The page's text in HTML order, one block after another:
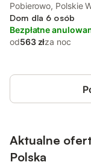
Pobierowo, Polskie
Bałtyku
Dom dla 6 osób
Bezpłatne
od563 złza noc
Aktualne
Polska